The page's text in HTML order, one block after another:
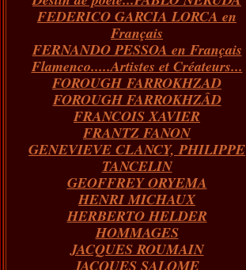
FEDERICO GARCIA LORCA en
Français
FERNANDO PESSOA en Français
Flamenco.....Artistes et Créateurs...
FOROUGH FARROKHZAD
FOROUGH FARROKHZÂD
FRANCOIS XAVIER
FRANTZ FANON
GENEVIEVE CLANCY, PHILIPPE
TANCELIN
GEOFFREY ORYEMA
HENRI MICHAUX
HERBERTO HELDER
HOMMAGES
JACQUES ROUMAIN
JACQUES SALOME